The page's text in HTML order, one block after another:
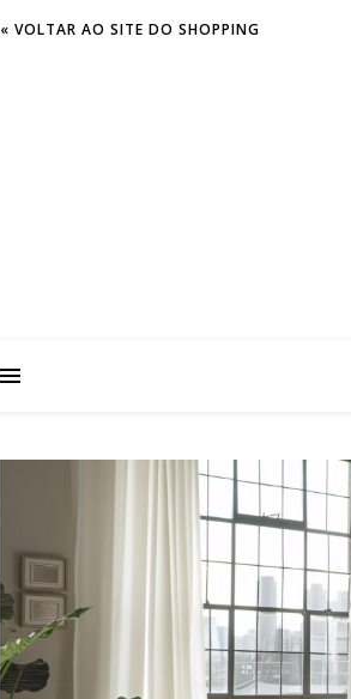
« VOLTAR AO SITE DO SHOPPING